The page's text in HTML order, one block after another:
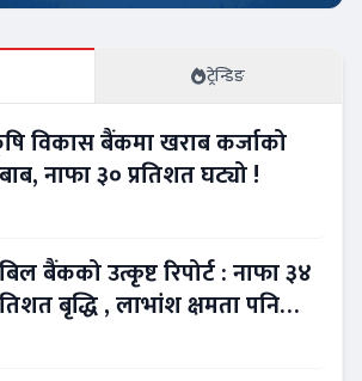
ट्रेन्डिङ
विकास बैंकमा खराब कर्जाको
नाफा ३० प्रतिशत घट्यो !
बैंकको उत्कृष्ट रिपोर्ट : नाफा ३४
बृद्धि , लाभांश क्षमता पनि